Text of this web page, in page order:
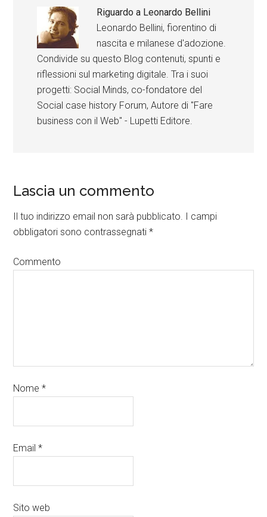
Riguardo a Leonardo Bellini
Leonardo Bellini, fiorentino di
nascita e milanese d'adozione.
Condivide su questo Blog contenuti, spunti e
riflessioni sul marketing digitale. Tra i suoi
progetti: Social Minds, co-fondatore del
Social case history Forum, Autore di "Fare
business con il Web" - Lupetti Editore.
Lascia un commento
Il tuo indirizzo email non sarà pubblicato. I campi
obbligatori sono contrassegnati*
Commento
Nome*
Email*
Sito web